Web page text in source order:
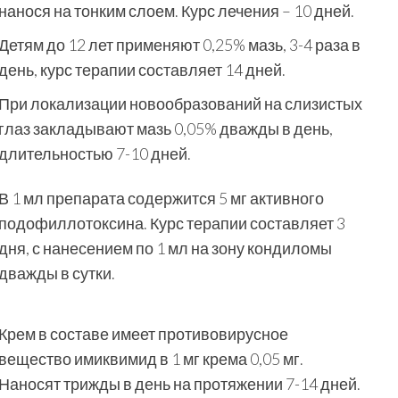
нанося на тонким слоем. Курс лечения – 10 дней.
до 12 лет применяют 0,25% мазь, 3-4 раза в
курс терапии составляет 14 дней.
При локализации новообразований на слизистых
глаз закладывают мазь 0,05% дважды в день,
7-10 дней.
В 1 мл препарата содержится 5 мг активного
подофиллотоксина. Курс терапии составляет 3
с нанесением по 1 мл на зону кондиломы
в сутки.
Крем в составе имеет противовирусное
вещество имиквимид в 1 мг крема 0,05 мг.
Наносят трижды в день на протяжении 7-14 дней.